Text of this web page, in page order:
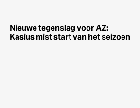
Nieuwe tegenslag voor AZ:
Kasius mist start van het seizoen